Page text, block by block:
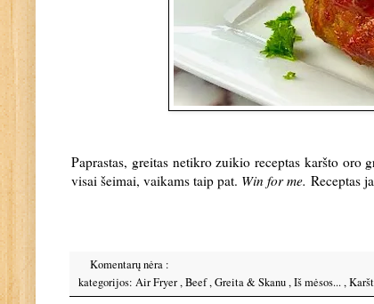
Paprastas, greitas netikro zuikio receptas karšto
visai šeimai, vaikams taip pat. Win for me. Receptas
Komentarų nėra :
kategorijos: Air Fryer,Beef,Greita & Skanu,Iš mėsos...,